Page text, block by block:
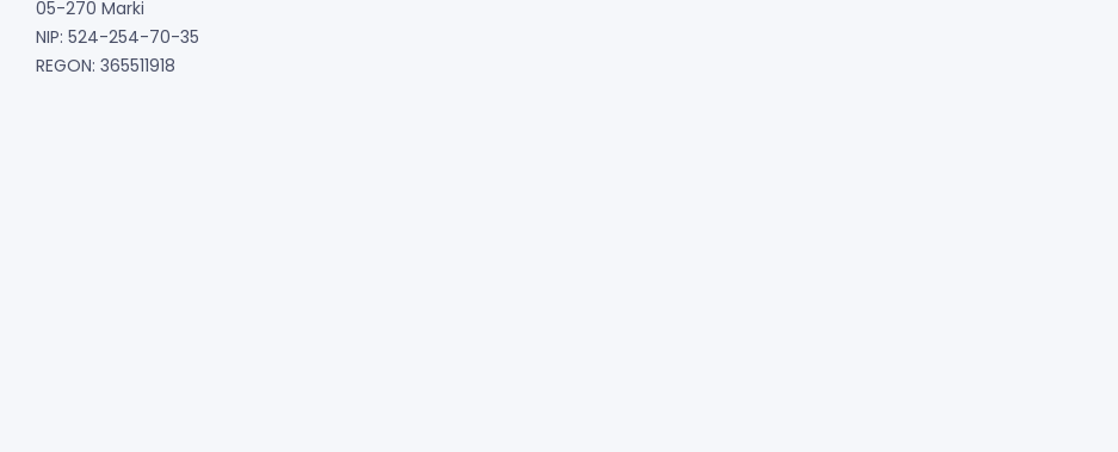
05-270 Marki
NIP: 524-254-70-35
REGON: 365511918